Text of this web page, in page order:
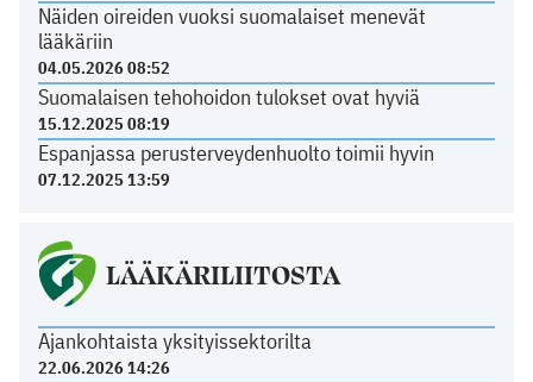
Näiden oireiden vuoksi suomalaiset menevät
lääkäriin
04.05.2026 08:52
Suomalaisen tehohoidon tulokset ovat hyviä
15.12.2025 08:19
Espanjassa perusterveydenhuolto toimii hyvin
07.12.2025 13:59
LÄÄKÄRILIITOSTA
Ajankohtaista yksityissektorilta
22.06.2026 14:26